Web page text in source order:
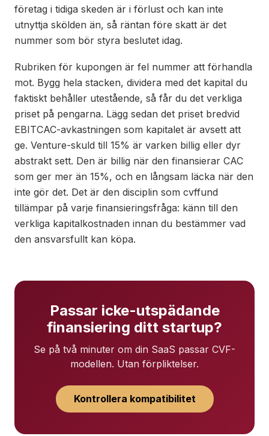
företag i tidiga skeden är i förlust och kan inte
utnyttja skölden än, så räntan före skatt är det
nummer som bör styra beslutet idag.
Rubriken för kupongen är fel nummer att förhandla
mot. Bygg hela stacken, dividera med det kapital du
faktiskt behåller utestående, så får du det verkliga
priset på pengarna. Lägg sedan det priset bredvid
EBITCAC-avkastningen som kapitalet är avsett att
ge. Venture-skuld till 15% är varken billig eller dyr
abstrakt sett. Den är billig när den finansierar CAC
som ger mer än 15%, och en långsam läcka när den
inte gör det. Det är den disciplin som cvffund
tillämpar på varje finansieringsfråga: känn till den
verkliga kapitalkostnaden innan du bestämmer vad
den ansvarsfullt kan köpa.
Passar icke-utspädande
finansiering ditt startup?
Se på två minuter om din SaaS passar CVF-
modellen. Utan förpliktelser.
Kontrollera kompatibilitet